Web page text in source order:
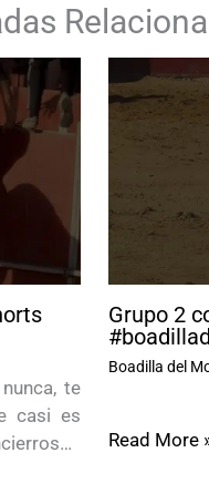
te
casi es
Grupo 2
Boadilla del
Read More